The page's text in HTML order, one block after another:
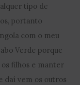
tipo de
portanto
com o meu
Verde porque
filhos e manter
daí vem os outros